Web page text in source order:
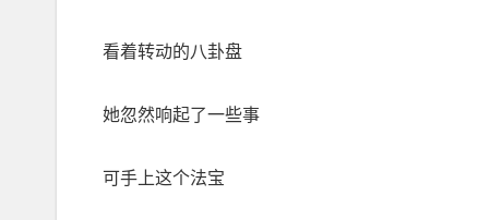
看着转动的八卦盘
她忽然响起了一些事
可手上这个法宝